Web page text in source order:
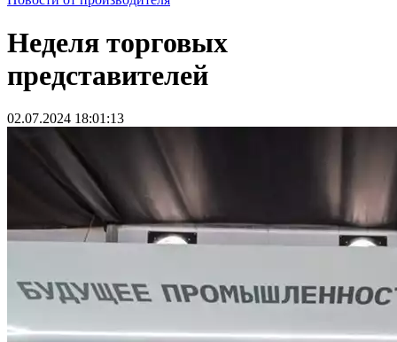
Неделя торговых
представителей
02.07.2024 18:01:13